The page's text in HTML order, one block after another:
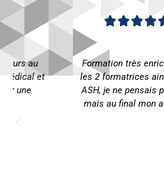

Formation très enrichissante et
les 2 formatrices ainsi que le
ASH, je ne pensais pas au
mais au final mon avis a